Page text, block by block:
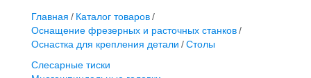
Слесарные тиски
Многошпиндельные головки
Инструмент для высокопроизводительной обработки
Компоненты агрегатных станков
Главная / Каталог товаров/
Оснащение фрезерных и расточных станков/
Оснастка для крепления детали /Столы
Слесарные тиски